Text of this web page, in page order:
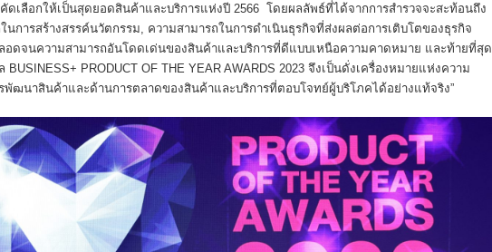
ดเลือกให้เป็นสุดยอดสินค้าและบริการแห่งปี 2566 โดยผลลัพธ์ที่ได้จากการสำรวจจะสะท้อนถึง
นการสร้างสรรค์นวัตกรรม, ความสามารถในการดำเนินธุรกิจที่ส่งผลต่อการเติบโตของธุรกิจ
อดจนความสามารถอันโดดเด่นของสินค้าและบริการที่ดีแบบเหนือความคาดหมาย และท้ายที่สุด
BUSINESS+ PRODUCT OF THE YEAR AWARDS 2023 จึงเป็นดั่งเครื่องหมายแห่งความ
พัฒนาสินค้าและด้านการตลาดของสินค้าและบริการที่ตอบโจทย์ผู้บริโภคได้อย่างแท้จริง”